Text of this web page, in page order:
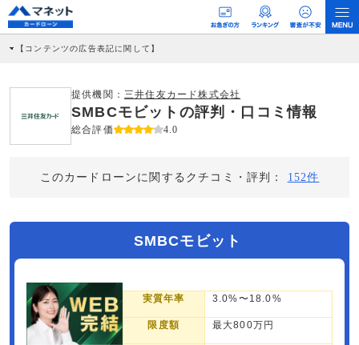
【コンテンツの広告表記に関して】
社に対して企業から紹介報酬が支払われるという収益モデルです。 ただし、特定の
商品を根拠なくPRするものではなく、当編集部の調査／ユーザーへの口コミ収集な
どに基づき、公平性を担保した情報提供を行っています。
提供機関： 三井住友カード株式会社
SMBCモビットの評判・口コミ情報
総合評価 4.0
このカードローンに関するクチコミ・評判： 152件
SMBCモビット
実質年率 3.0%〜18.0%
限度額 最大800万円